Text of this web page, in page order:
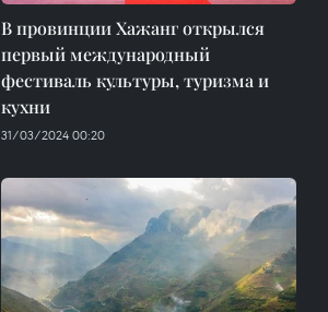
В провинции Хажанг открылся
первый международный
фестиваль культуры, туризма и
кухни
31/03/2024 00:20